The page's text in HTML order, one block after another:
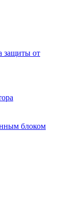
защиты от
блоком